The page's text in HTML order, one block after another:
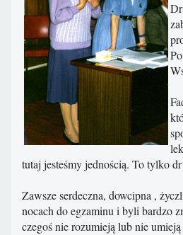
tutaj jesteśmy jednością. To tylko
Zawsze serdeczna, dowcipna ,
nocach do egzaminu i byli bardzo
czegoś nie rozumieją lub nie